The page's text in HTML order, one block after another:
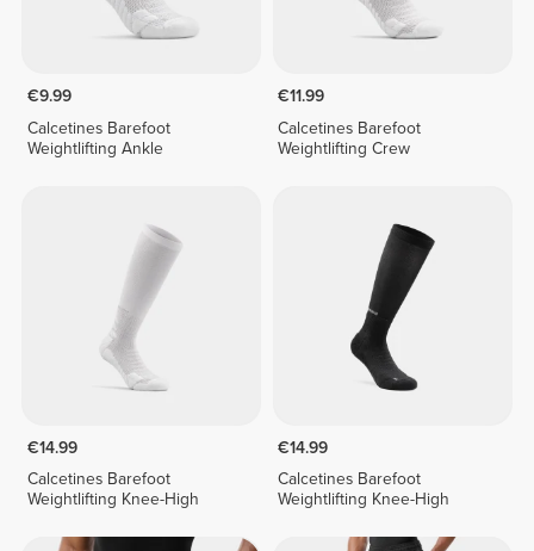
€9.99
Calcetines Barefoot
Weightlifting Ankle
€11.99
Calcetines Barefoot
Weightlifting Crew
€14.99
Calcetines Barefoot
Weightlifting Knee-High
€14.99
Calcetines Barefoot
Weightlifting Knee-High